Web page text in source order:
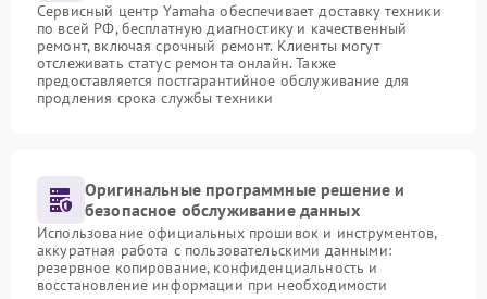
Сервисный центр Yamaha обеспечивает доставку техники
по всей РФ, бесплатную диагностику и качественный
ремонт, включая срочный ремонт. Клиенты могут
отслеживать статус ремонта онлайн. Также
предоставляется постгарантийное обслуживание для
продления срока службы техники
Оригинальные программные решение и
безопасное обслуживание данных
Использование официальных прошивок и инструментов,
аккуратная работа с пользовательскими данными:
резервное копирование, конфиденциальность и
восстановление информации при необходимости